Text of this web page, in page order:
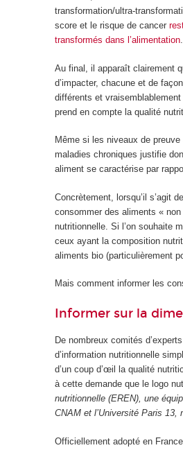
transformation/ultra-
score et le risque de cancer
transformés dans l’alimentation.
Au final, il apparaît clairement
d’impacter, chacune et de
différents et
prend en compte la qualité
Même si les niveaux de
maladies chroniques justifie
aliment se caractérise par
Concrètement, lorsqu’il s’agit
consommer des aliments «
nutritionnelle. Si l’on souhaite
ceux ayant la composition
aliments bio (particulièrement
Mais comment informer les
Informer sur la
De nombreux comités
d’information nutritionnelle
d’un coup d’œil la qualité
à cette demande que le logo
nutritionnelle (EREN), une
CNAM et l’Université Paris 13,
Officiellement adopté en